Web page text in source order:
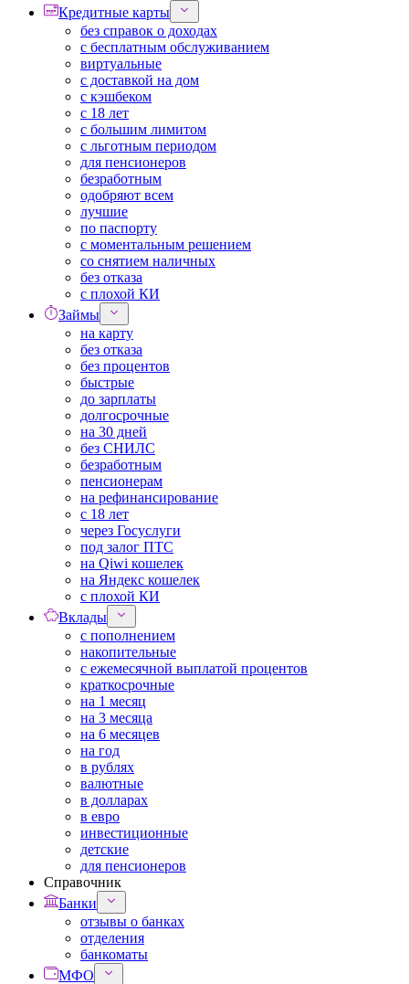
Кредитные карты
без справок о доходах
с бесплатным обслуживанием
виртуальные
с доставкой на дом
с кэшбеком
с 18 лет
с большим лимитом
с льготным периодом
для пенсионеров
безработным
одобряют всем
лучшие
по паспорту
с моментальным решением
со снятием наличных
без отказа
с плохой КИ
Займы
на карту
без отказа
без процентов
быстрые
до зарплаты
долгосрочные
на 30 дней
без СНИЛС
безработным
пенсионерам
на рефинансирование
с 18 лет
через Госуслуги
под залог ПТС
на Qiwi кошелек
на Яндекс кошелек
с плохой КИ
Вклады
с пополнением
накопительные
с ежемесячной выплатой процентов
краткосрочные
на 1 месяц
на 3 месяца
на 6 месяцев
на год
в рублях
валютные
в долларах
в евро
инвестиционные
детские
для пенсионеров
Справочник
Банки
отзывы о банках
отделения
банкоматы
МФО